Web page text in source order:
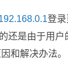
登
还是由于用
和解决办法。